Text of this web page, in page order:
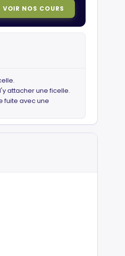
VOIR NOS COURS
attacher une ficelle.
fuite avec une